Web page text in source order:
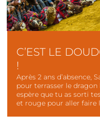
C’EST LE
!
Après 2 ans d’absence,
pour terrasser le
espère que tu as sorti
et rouge pour aller faire